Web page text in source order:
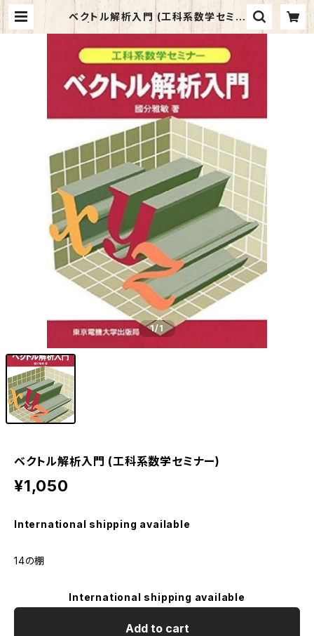
ベクトル解析入門 (工科系数学セミナ
ー) | マイブックス関大前店(店頭受取
1/1
ベクトル解析入門 (工科系数学セミナー)
¥1,050
International shipping available
14の棚
International shipping available
Add to cart